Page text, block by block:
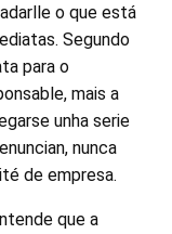
o que está
Segundo
para o
mais a
unha serie
nunca
de empresa.
que a